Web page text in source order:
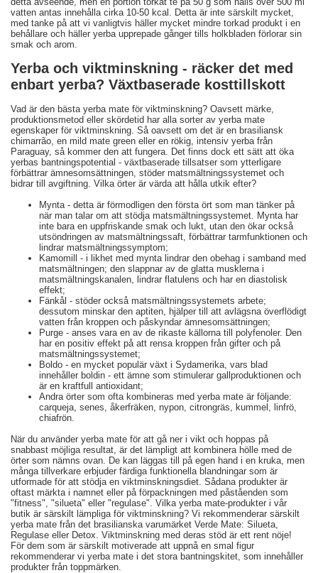
vatten antas innehålla cirka 10-50 kcal. Detta är inte särskilt mycket,
med tanke på att vi vanligtvis häller mycket mindre torkad produkt i en
behållare och häller yerba upprepade gånger tills holkbladen förlorar sin
smak och arom.
Yerba och viktminskning - räcker det med
enbart yerba? Växtbaserade kosttillskott
Vad är den bästa yerba mate för viktminskning? Oavsett märke,
produktionsmetod eller skördetid har alla sorter av yerba mate
egenskaper för viktminskning. Så oavsett om det är en brasiliansk
chimarrão, en mild mate green eller en rökig, intensiv yerba från
Paraguay, så kommer den att fungera. Det finns dock ett sätt att öka
yerbas bantningspotential - växtbaserade tillsatser som ytterligare
förbättrar ämnesomsättningen, stöder matsmältningssystemet och
bidrar till avgiftning. Vilka örter är värda att hålla utkik efter?
Mynta - detta är förmodligen den första ört som man tänker på
när man talar om att stödja matsmältningssystemet. Mynta har
inte bara en uppfriskande smak och lukt, utan den ökar också
utsöndringen av matsmältningssaft, förbättrar tarmfunktionen och
lindrar matsmältningssymptom;
Kamomill - i likhet med mynta lindrar den obehag i samband med
matsmältningen; den slappnar av de glatta musklerna i
matsmältningskanalen, lindrar flatulens och har en diastolisk
effekt;
Fänkål - stöder också matsmältningssystemets arbete;
dessutom minskar den aptiten, hjälper till att avlägsna överflödigt
vatten från kroppen och påskyndar ämnesomsättningen;
Purge - anses vara en av de rikaste källorna till polyfenoler. Den
har en positiv effekt på att rensa kroppen från gifter och på
matsmältningssystemet;
Boldo - en mycket populär växt i Sydamerika, vars blad
innehåller boldin - ett ämne som stimulerar gallproduktionen och
är en kraftfull antioxidant;
Andra örter som ofta kombineras med yerba mate är följande:
carqueja, senes, åkerfräken, nypon, citrongräs, kummel, linfrö,
chiafrön.
När du använder yerba mate för att gå ner i vikt och hoppas på
snabbast möjliga resultat, är det lämpligt att kombinera hölle med de
örter som nämns ovan. De kan läggas till på egen hand i en kruka, men
många tillverkare erbjuder färdiga funktionella blandningar som är
utformade för att stödja en viktminskningsdiet. Sådana produkter är
oftast märkta i namnet eller på förpackningen med påståenden som
"fitness", "silueta" eller "regulase". Vilka yerba mate-produkter i vår
butik är särskilt lämpliga för viktminskning? Vi rekommenderar särskilt
yerba mate från det brasilianska varumärket Verde Mate: Silueta,
Regulase eller Detox. Viktminskning med deras stöd är ett rent nöje!
För dem som är särskilt motiverade att uppnå en smal figur
rekommenderar vi yerba mate i det stora bantningskitet, som innehåller
produkter från toppmärken.